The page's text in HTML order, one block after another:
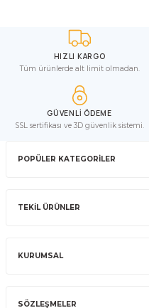
HIZLI KARGO
Tüm ürünlerde alt limit olmadan.
GÜVENLİ ÖDEME
SSL sertifikası ve 3D güvenlik sistemi.
POPÜLER KATEGORİLER
TEKİL ÜRÜNLER
KURUMSAL
SÖZLEŞMELER